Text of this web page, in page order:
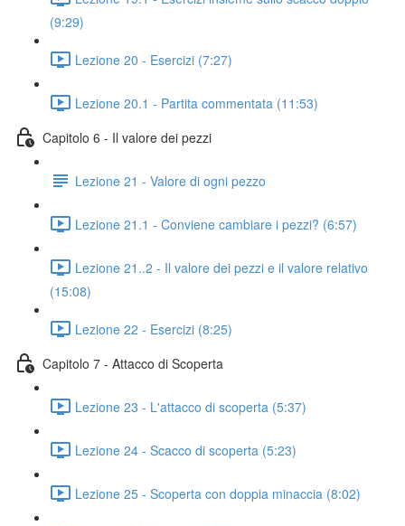
(9:29)
Lezione 20 - Esercizi (7:27)
Lezione 20.1 - Partita commentata (11:53)
Capitolo 6 - Il valore dei pezzi
Lezione 21 - Valore di ogni pezzo
Lezione 21.1 - Conviene cambiare i pezzi? (6:57)
Lezione 21..2 - Il valore dei pezzi e il valore relativo
(15:08)
Lezione 22 - Esercizi (8:25)
Capitolo 7 - Attacco di Scoperta
Lezione 23 - L'attacco di scoperta (5:37)
Lezione 24 - Scacco di scoperta (5:23)
Lezione 25 - Scoperta con doppia minaccia (8:02)